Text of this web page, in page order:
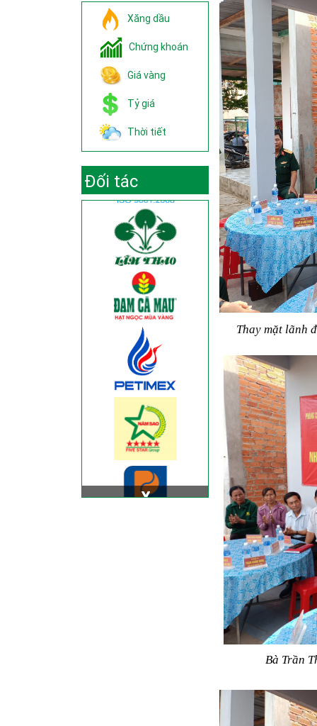
trườngXăng dầu
Chứng khoán
Giá vàng
Tỷ giá
Thời tiết
Đối tác
Thay mặt lãnh
Bà Trần